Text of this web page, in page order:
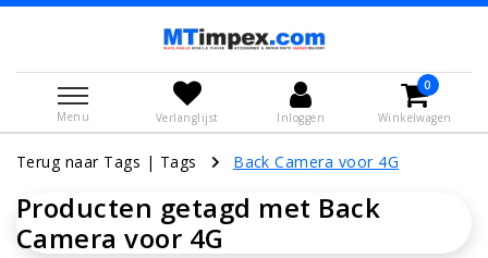
Menu Verlanglijst Inloggen
0
Winkelwagen
Terug naar Tags | Tags Back Camera voor 4G
Producten getagd met Back
Camera voor 4G